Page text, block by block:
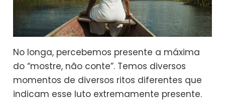
No longa, percebemos presente a máxima
do “mostre, não conte”. Temos diversos
momentos de diversos ritos diferentes que
indicam esse luto extremamente presente.